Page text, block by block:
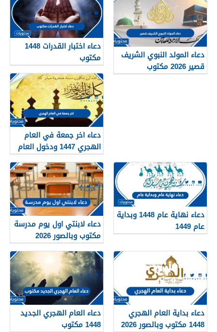
دعاء المولد النبوي الشريف
قصير 2026 مكتوب
دعاء اختبار القدرات 1448
مكتوب
دعاء اخر جمعة في العام
الهجري 1447 ودخول العام
الجديد 1448
دعاء نهاية عام 1448 وبداية
عام 1449
دعاء لابنتي اول يوم مدرسة
مكتوب وبالصور 2026
دعاء بداية العام الهجري
1448 مكتوب وبالصور 2026
دعاء العام الهجري الجديد
1448 مكتوب